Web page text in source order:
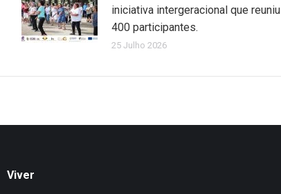
iniciativa intergeracional que reuniu
400 participantes.
25 Julho 2026
Viver